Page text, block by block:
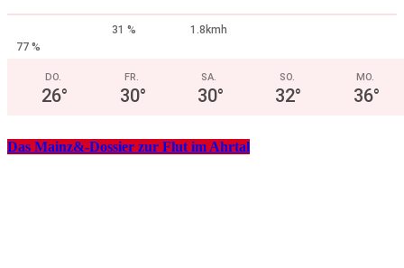
31 %
1.8kmh
77 %
DO.
26°
FR.
30°
SA.
30°
SO.
32°
MO.
36°
Das Mainz&-Dossier zur Flut im Ahrtal